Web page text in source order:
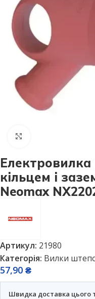
кільцем і
Neomax
Артикул: 21980
Категорія: Вилки
57,90 ₴
Швидка доставка цього